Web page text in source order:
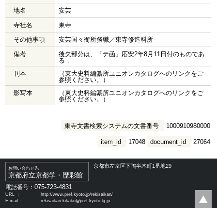
地名
安芸
寺社名
東寺
その他事項
安芸国々衙所務職／東寺修造料所
備考
後欠部分は、「テ函」応安2年8月11日付のものであ
る．
刊本
（東大史料編纂所ユニオンカタログへのリンクをご
参照ください。）
影写本
（東大史料編纂所ユニオンカタログへのリンクをご
参照ください。）
東寺文書検索システムの文書番号 1000910980000
document_id 27064
item_id 17048
お問い合わせ先
京都府立京都学・歴彩館
京都市左京区下鴨半木町1番地29
電話番号：075-723-4831
URL ：
http://www.pref.kyoto.jp/rekisaikan/
E-mail：
rekisaikan-kikaku@pref.kyoto.lg.jp